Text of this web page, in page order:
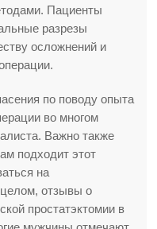
Пациенты
разрезы
осложнений и
по поводу опыта
во многом
Важно также
подходит этот
на
отзывы о
простатэктомии в